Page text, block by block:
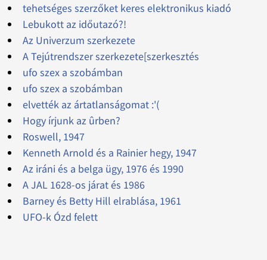
tehetséges szerzőket keres elektronikus kiadó
Lebukott az időutazó?!
Az Univerzum szerkezete
A Tejútrendszer szerkezete[szerkesztés
ufo szex a szobámban
ufo szex a szobámban
elvették az ártatlanságomat :'(
Hogy írjunk az ûrben?
Roswell, 1947
Kenneth Arnold és a Rainier hegy, 1947
Az iráni és a belga ügy, 1976 és 1990
A JAL 1628-os járat és 1986
Barney és Betty Hill elrablása, 1961
UFO-k Ózd felett